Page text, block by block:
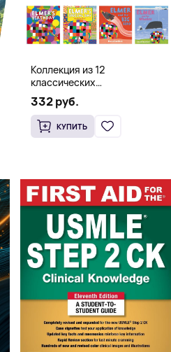
Коллекция из 12
классических
иллюстрированных книг об
Элмере от Дэвида Макки
332 руб.
КУПИТЬ